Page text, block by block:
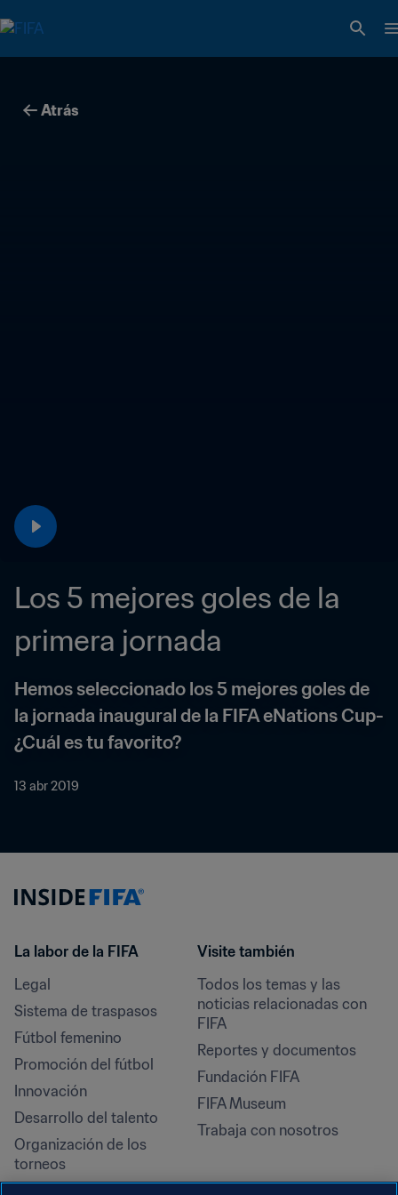
Atrás
Los 5 mejores goles de la
primera jornada
Hemos seleccionado los 5 mejores goles de
la jornada inaugural de la FIFA eNations Cup-
¿Cuál es tu favorito?
13 abr 2019
La labor de la FIFA
Legal
Sistema de traspasos
Fútbol femenino
Promoción del fútbol
Innovación
Desarrollo del talento
Organización de los
torneos
Visite también
Todos los temas y las
noticias relacionadas con
FIFA
Reportes y documentos
Fundación FIFA
FIFA Museum
Trabaja con nosotros